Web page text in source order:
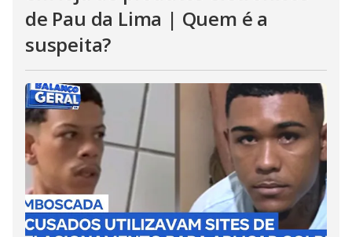
de Pau da Lima | Quem é a
suspeita?